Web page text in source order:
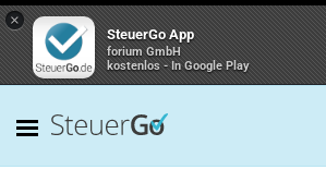
×
SteuerGo App
forium GmbH
kostenlos - In Google Play